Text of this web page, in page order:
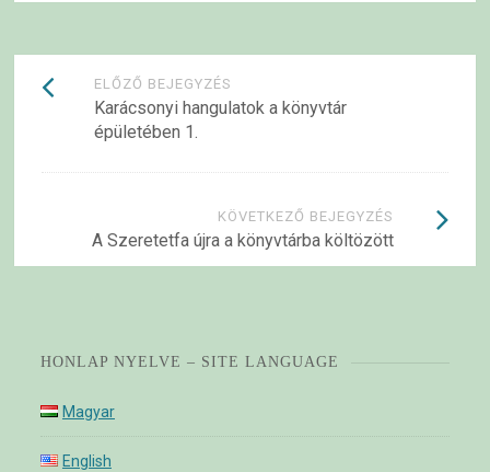
Bejegyzések
navigációja
ELŐZŐ BEJEGYZÉS
Karácsonyi hangulatok a könyvtár
épületében 1.
KÖVETKEZŐ BEJEGYZÉS
A Szeretetfa újra a könyvtárba költözött
HONLAP NYELVE – SITE LANGUAGE
Magyar
English